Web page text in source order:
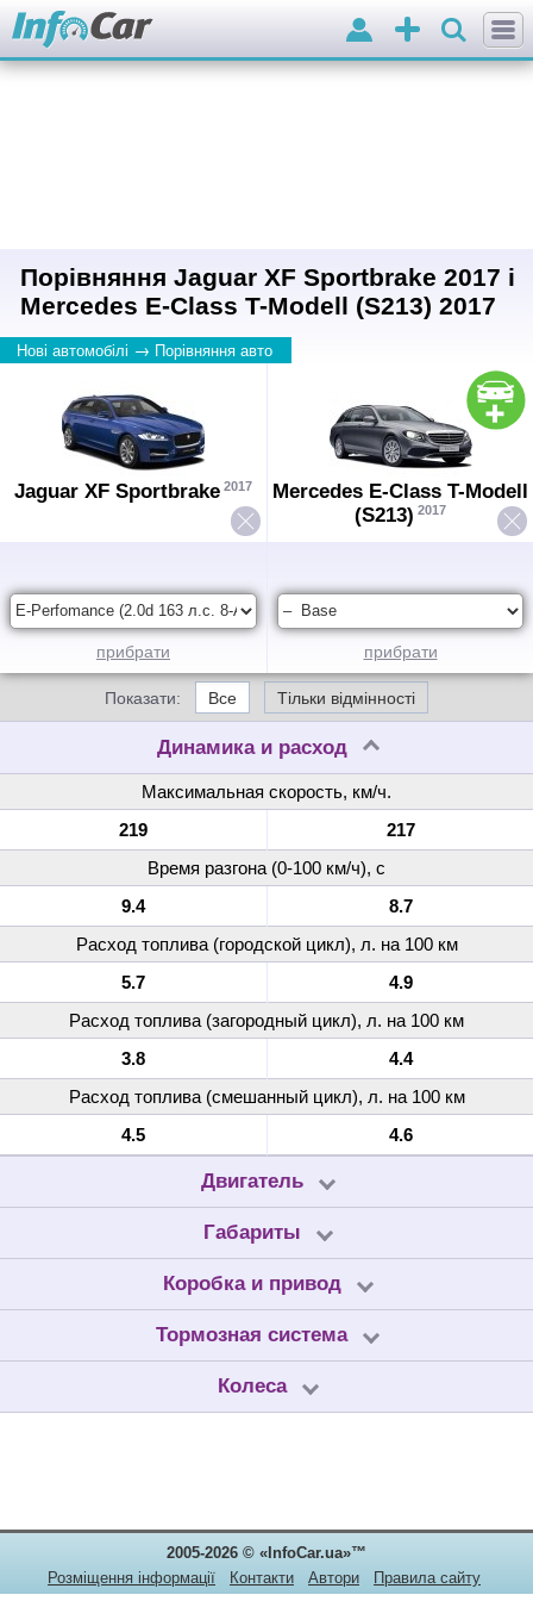
Додати
оголошення
Вхід
Порівняння Jaguar XF Sportbrake 2017 і
Mercedes E-Class T-Modell (S213) 2017
Нові автомобілі → Порівняння авто
Jaguar XF Sportbrake 2017
Mercedes E-Class T-Modell
(S213) 2017
прибрати прибрати
Показати: Все Тільки відмінності
Динамика и расход
Максимальная скорость, км/ч.
219
217
Время разгона (0-100 км/ч), с
9.4
8.7
Расход топлива (городской цикл), л. на 100 км
5.7
4.9
Расход топлива (загородный цикл), л. на 100 км
3.8
4.4
Расход топлива (смешанный цикл), л. на 100 км
4.5
4.6
Двигатель
Габариты
Коробка и привод
Тормозная система
Колеса
2005-2026 © «InfoCar.ua»™
Розміщення інформації
Контакти Автори
Правила сайту